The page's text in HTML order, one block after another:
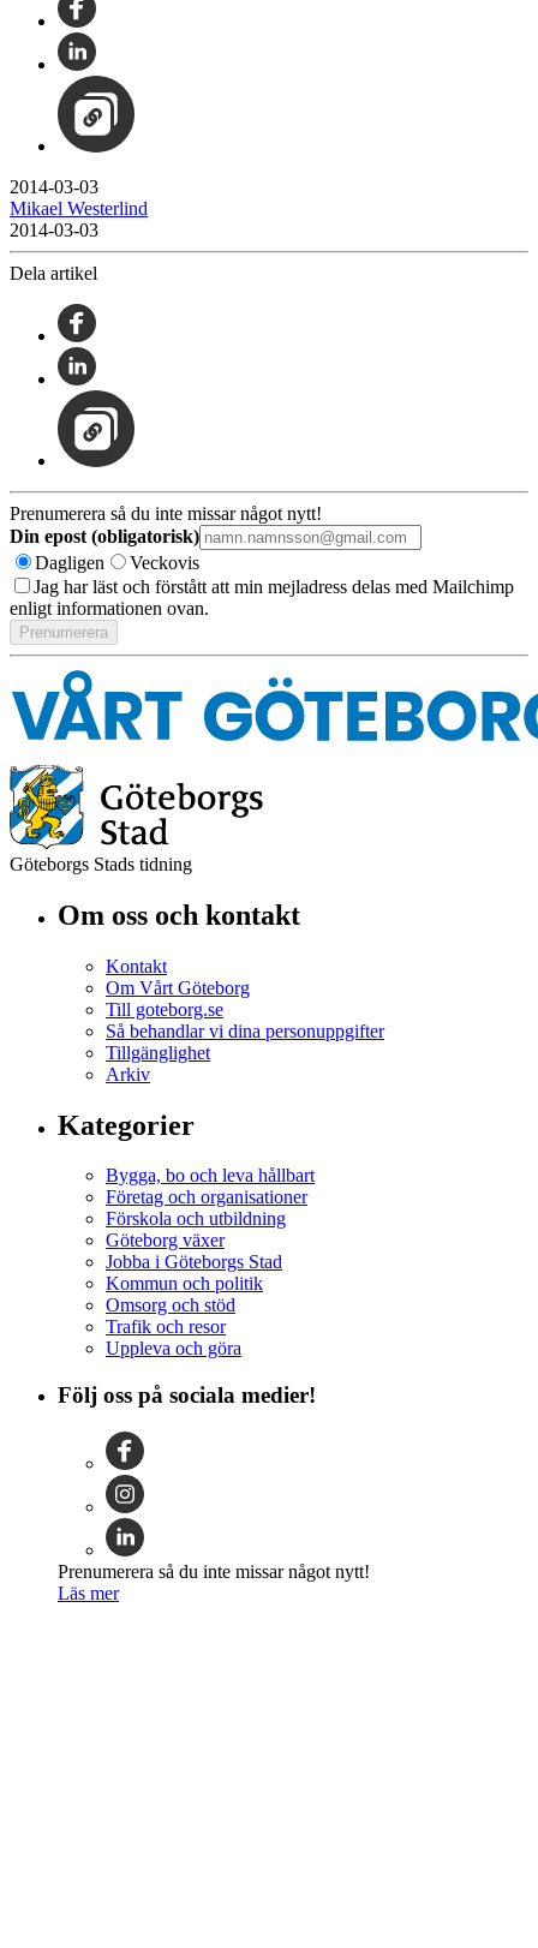
2014-03-03
Mikael Westerlind
2014-03-03
Dela artikel
Prenumerera så du inte missar något nytt!
Din epost (obligatorisk)
Dagligen
Veckovis
Jag har läst och förstått att min mejladress delas med Mailchimp
enligt informationen ovan.
Göteborgs Stads tidning
Om oss och kontakt
Kontakt
Om Vårt Göteborg
Till goteborg.se
Så behandlar vi dina personuppgifter
Tillgänglighet
Arkiv
Kategorier
Bygga, bo och leva hållbart
Företag och organisationer
Förskola och utbildning
Göteborg växer
Jobba i Göteborgs Stad
Kommun och politik
Omsorg och stöd
Trafik och resor
Uppleva och göra
Följ oss på sociala medier!
Prenumerera så du inte missar något nytt!
Läs mer